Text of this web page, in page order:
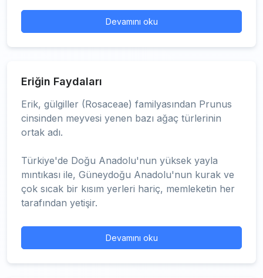
Devamını oku
Eriğin Faydaları
Erik, gülgiller (Rosaceae) familyasından Prunus
cinsinden meyvesi yenen bazı ağaç türlerinin
ortak adı.
Türkiye'de Doğu Anadolu'nun yüksek yayla
mıntıkası ile, Güneydoğu Anadolu'nun kurak ve
çok sıcak bir kısım yerleri hariç, memleketin her
tarafından yetişir.
Devamını oku